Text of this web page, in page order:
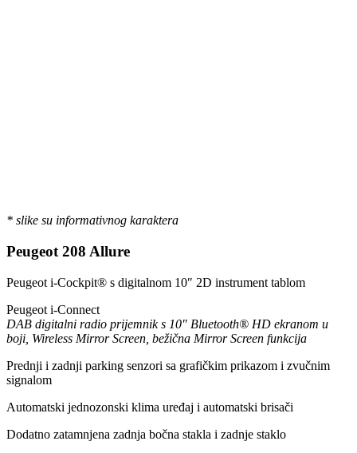
* slike su informativnog karaktera
Peugeot 208 Allure
Peugeot i-Cockpit® s digitalnom 10″ 2D instrument tablom
Peugeot i-Connect
DAB digitalni radio prijemnik s 10″ Bluetooth® HD ekranom u
boji, Wireless Mirror Screen, bežična Mirror Screen funkcija
Prednji i zadnji parking senzori sa grafičkim prikazom i zvučnim
signalom
Automatski jednozonski klima uređaj i automatski brisači
Dodatno zatamnjena zadnja bočna stakla i zadnje staklo